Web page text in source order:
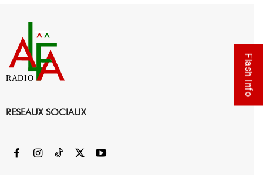
RADIO
RESEAUX SOCIAUX
Flash Info